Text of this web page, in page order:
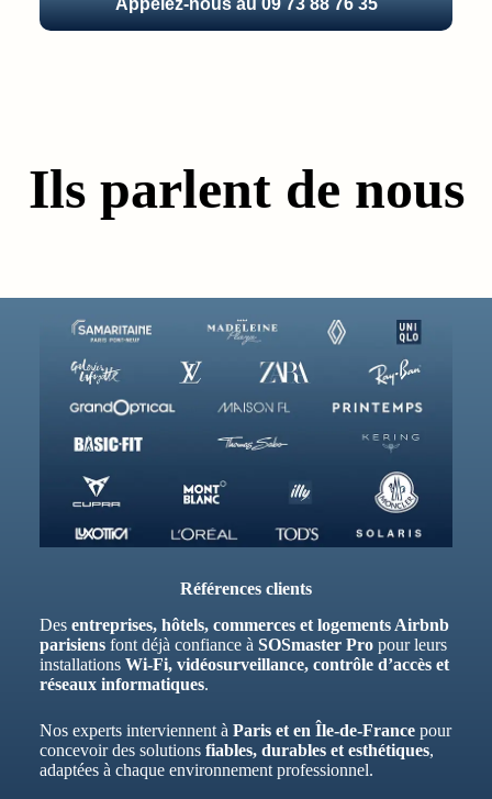
Appelez-nous au 09 73 88 76 35
Ils parlent de nous
Références clients
Des entreprises, hôtels, commerces et logements Airbnb
parisiensfont déjà confiance à SOSmaster Propour leurs
installations Wi-Fi, vidéosurveillance, contrôle d’accès et
réseaux informatiques.
Nos experts interviennent à Paris et en Île-de-Francepour
concevoir des solutions fiables, durables et esthétiques,
adaptées à chaque environnement professionnel.